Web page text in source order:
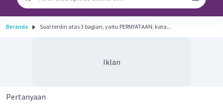
Beranda Soal terdiri atas 3 bagian, yaitu PERNYATAAN; kata...
Iklan
Pertanyaan